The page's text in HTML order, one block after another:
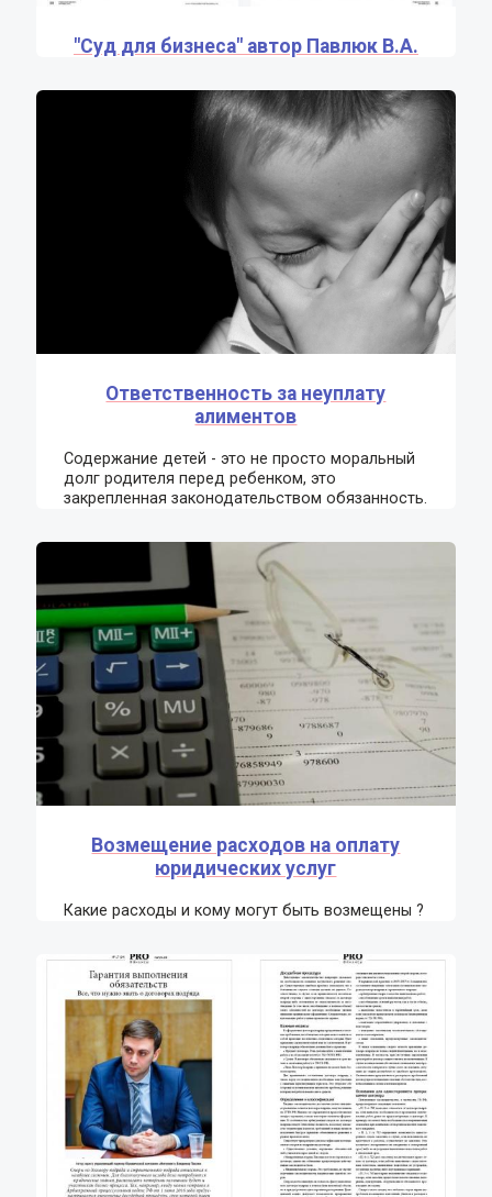
"Суд для бизнеса" автор Павлюк В.А.
Ответственность за неуплату
алиментов
Содержание детей - это не просто моральный
долг родителя перед ребенком, это
закрепленная законодательством обязанность.
Возмещение расходов на оплату
юридических услуг
Какие расходы и кому могут быть возмещены ?